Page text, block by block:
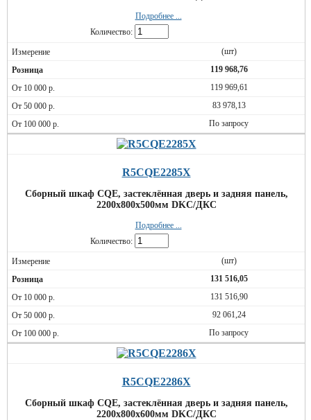
Подробнее ...
Количество:
(шт)
119 968,76
119 969,61
83 978,13
По запросу
R5CQE2285X
Сборный шкаф CQE, застеклённая дверь и задняя панель,
2200x800x500мм DKC/ДКС
Подробнее ...
Количество:
(шт)
131 516,05
131 516,90
92 061,24
По запросу
R5CQE2286X
Сборный шкаф CQE, застеклённая дверь и задняя панель,
2200x800x600мм DKC/ДКС